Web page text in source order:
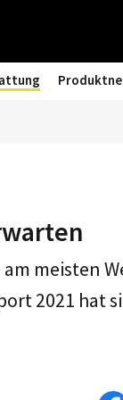
meisten
2021 hat